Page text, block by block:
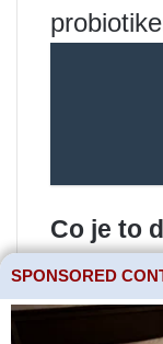
Co je to
„Drozd“
často
SPONSORED